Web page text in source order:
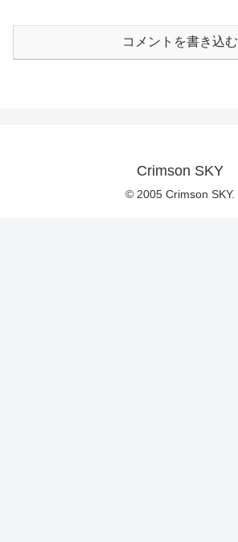
コメントを書き込む
Crimson SKY
© 2005 Crimson SKY.